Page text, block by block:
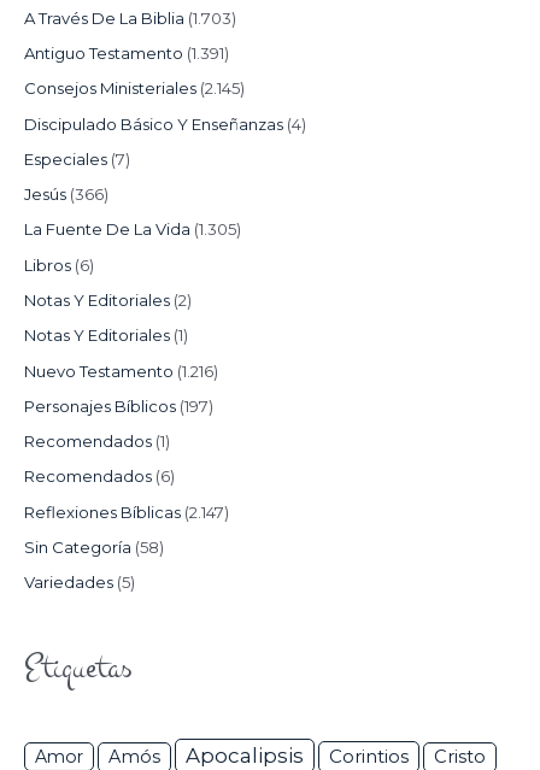
A Través De La Biblia (1.703)
Antiguo Testamento (1.391)
Consejos Ministeriales (2.145)
Discipulado Básico Y Enseñanzas (4)
Especiales (7)
Jesús (366)
La Fuente De La Vida (1.305)
Libros (6)
Notas Y Editoriales (2)
Notas Y Editoriales (1)
Nuevo Testamento (1.216)
Personajes Bíblicos (197)
Recomendados (1)
Recomendados (6)
Reflexiones Bíblicas (2.147)
Sin Categoría (58)
Variedades (5)
Etiquetas
Amor Amós Apocalipsis Corintios Cristo